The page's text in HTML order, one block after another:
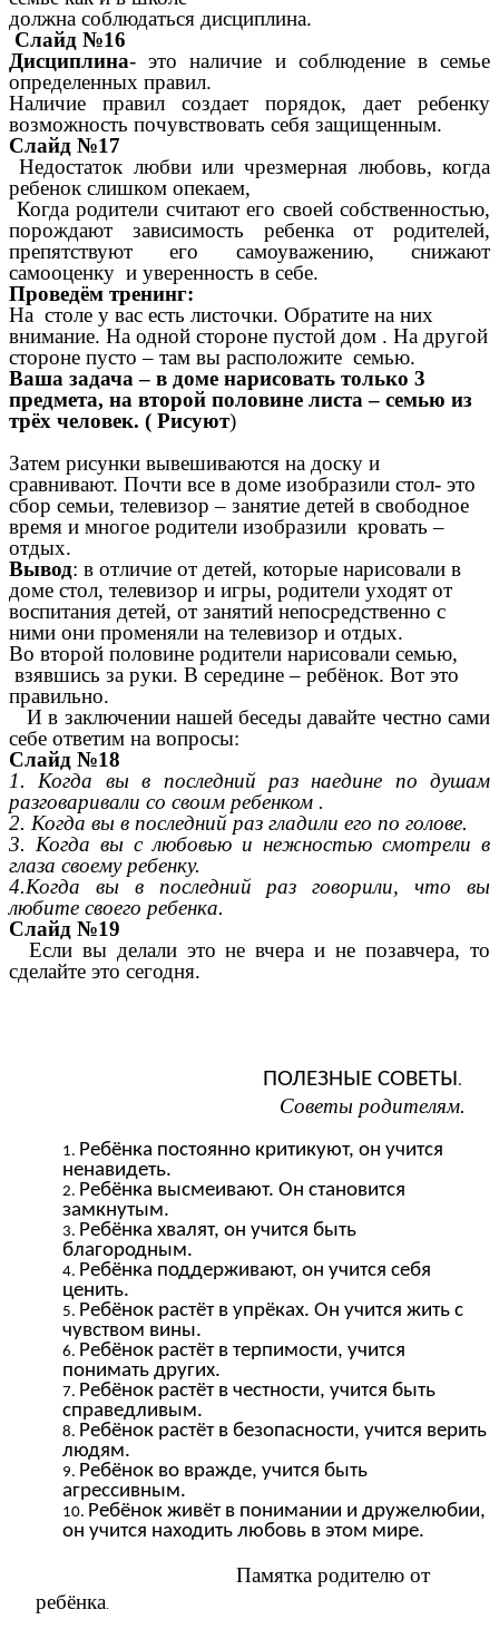
должна соблюдаться дисциплина.
Слайд №16
Дисциплина- это наличие и соблюдение в семье
определенных правил.
Наличие правил создает порядок, дает ребенку
возможность почувствовать себя защищенным.
Слайд №17
Недостаток любви или чрезмерная любовь, когда
ребенок слишком опекаем,
Когда родители считают его своей собственностью,
порождают зависимость ребенка от родителей,
препятствуют его самоуважению, снижают
самооценку и уверенность в себе.
Проведём тренинг:
На столе у вас есть листочки. Обратите на них
внимание. На одной стороне пустой дом . На другой
стороне пусто – там вы расположите семью.
Ваша задача – в доме нарисовать только 3
предмета, на второй половине листа – семью из
трёх человек. ( Рисуют)
Затем рисунки вывешиваются на доску и
сравнивают. Почти все в доме изобразили стол- это
сбор семьи, телевизор – занятие детей в свободное
время и многое родители изобразили кровать –
отдых.
Вывод: в отличие от детей, которые нарисовали в
доме стол, телевизор и игры, родители уходят от
воспитания детей, от занятий непосредственно с
ними они променяли на телевизор и отдых.
Во второй половине родители нарисовали семью,
взявшись за руки. В середине – ребёнок. Вот это
правильно.
И в заключении нашей беседы давайте честно сами
себе ответим на вопросы:
Слайд №18
1. Когда вы в последний раз наедине по душам
разговаривали со своим ребенком .
2. Когда вы в последний раз гладили его по голове.
3. Когда вы с любовью и нежностью смотрели в
глаза своему ребенку.
4.Когда вы в последний раз говорили, что вы
любите своего ребенка.
Слайд №19
Если вы делали это не вчера и не позавчера, то
сделайте это сегодня.
ПОЛЕЗНЫЕ СОВЕТЫ.
Советы родителям.
Ребёнка постоянно критикуют, он учится
ненавидеть.
Ребёнка высмеивают. Он становится
замкнутым.
Ребёнка хвалят, он учится быть
благородным.
Ребёнка поддерживают, он учится себя
ценить.
Ребёнок растёт в упрёках. Он учится жить с
чувством вины.
Ребёнок растёт в терпимости, учится
понимать других.
Ребёнок растёт в честности, учится быть
справедливым.
Ребёнок растёт в безопасности, учится верить
людям.
Ребёнок во вражде, учится быть
агрессивным.
Ребёнок живёт в понимании и дружелюбии,
он учится находить любовь в этом мире.
Памятка родителю от
ребёнка